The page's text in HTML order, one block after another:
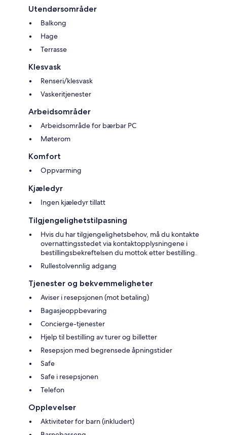
Utendørsområder
Balkong
Hage
Terrasse
Klesvask
Renseri/klesvask
Vaskeritjenester
Arbeidsområder
Arbeidsområde for bærbar PC
Møterom
Komfort
Oppvarming
Kjæledyr
Ingen kjæledyr tillatt
Tilgjengelighetstilpasning
Hvis du har tilgjengelighetsbehov, må du kontakte
overnattingsstedet via kontaktopplysningene i
bestillingsbekreftelsen du mottok etter bestilling.
Rullestolvennlig adgang
Tjenester og bekvemmeligheter
Aviser i resepsjonen (mot betaling)
Bagasjeoppbevaring
Concierge-tjenester
Hjelp til bestilling av turer og billetter
Resepsjon med begrensede åpningstider
Safe
Safe i resepsjonen
Telefon
Opplevelser
Aktiviteter for barn (inkludert)